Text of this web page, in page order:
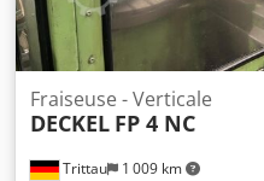
Trittau 1 009 km
Fraiseuse - Verticale
DECKEL FP 4 NC